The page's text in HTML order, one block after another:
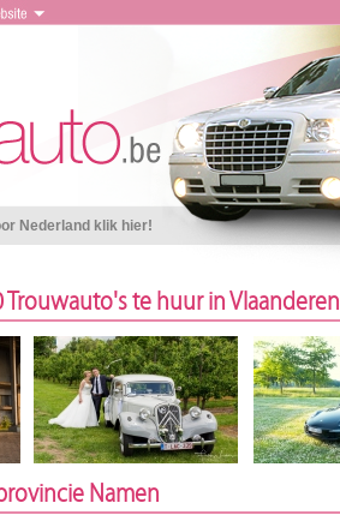
Nederland klik hier!
te huur in Vlaanderen
Namen